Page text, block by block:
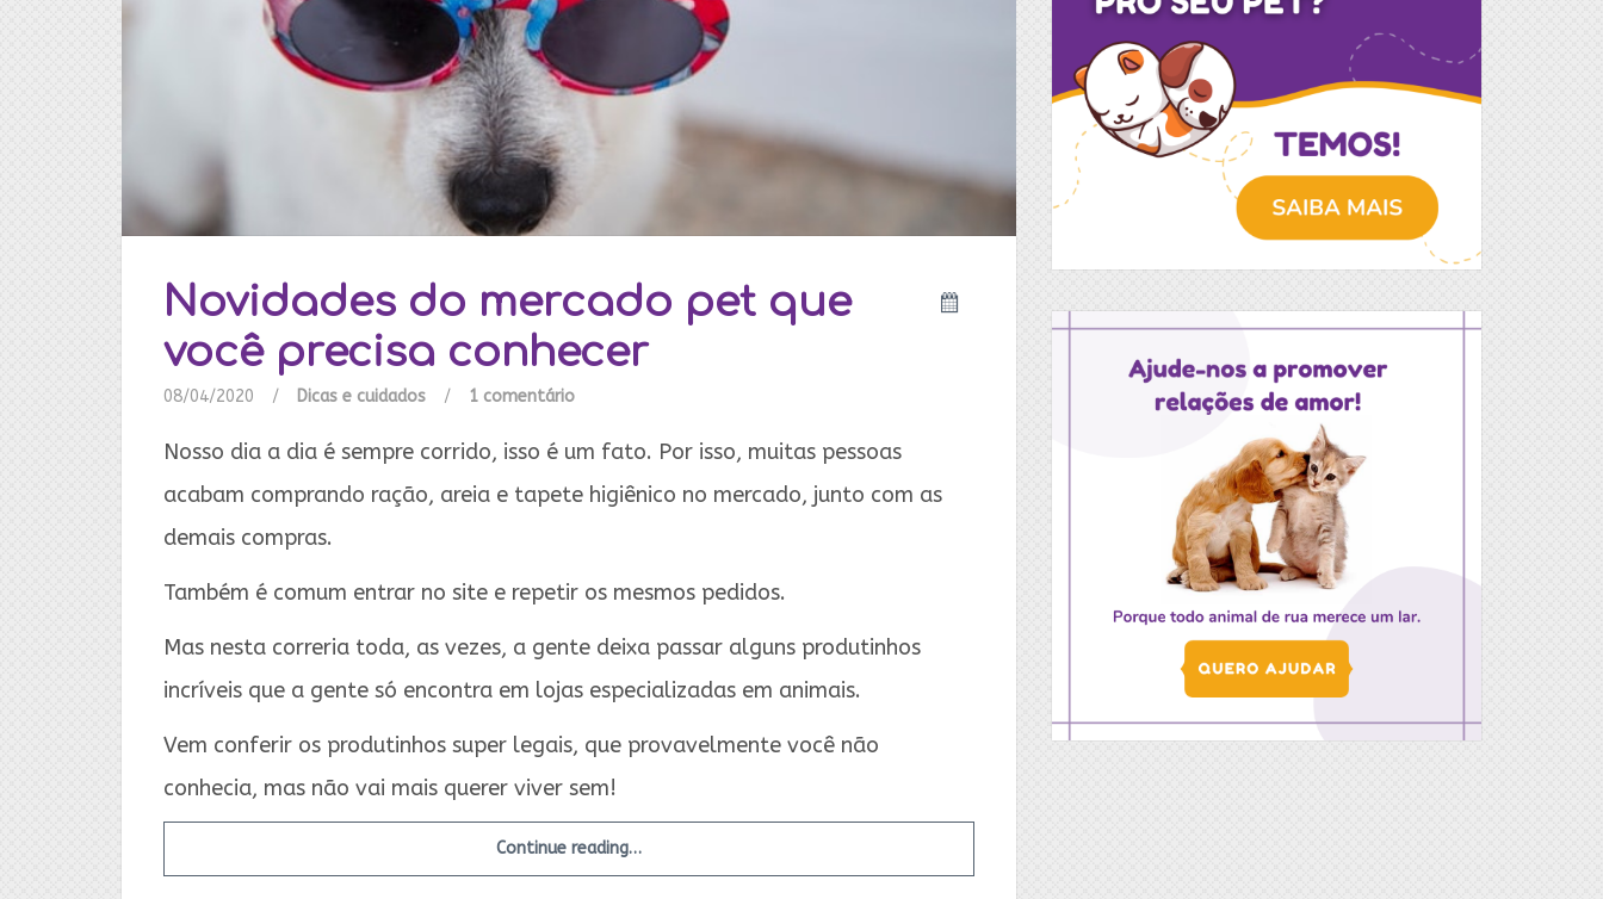
Novidades do mercado pet que
você precisa conhecer
08/04/2020 / Dicas e cuidados / 1 comentário
Nosso dia a dia é sempre corrido, isso é um fato. Por isso, muitas pessoas
acabam comprando ração, areia e tapete higiênico no mercado, junto com as
demais compras.
Também é comum entrar no site e repetir os mesmos pedidos.
Mas nesta correria toda, as vezes, a gente deixa passar alguns produtinhos
incríveis que a gente só encontra em lojas especializadas em animais.
Vem conferir os produtinhos super legais, que provavelmente você não
conhecia, mas não vai mais querer viver sem!
Continue reading…